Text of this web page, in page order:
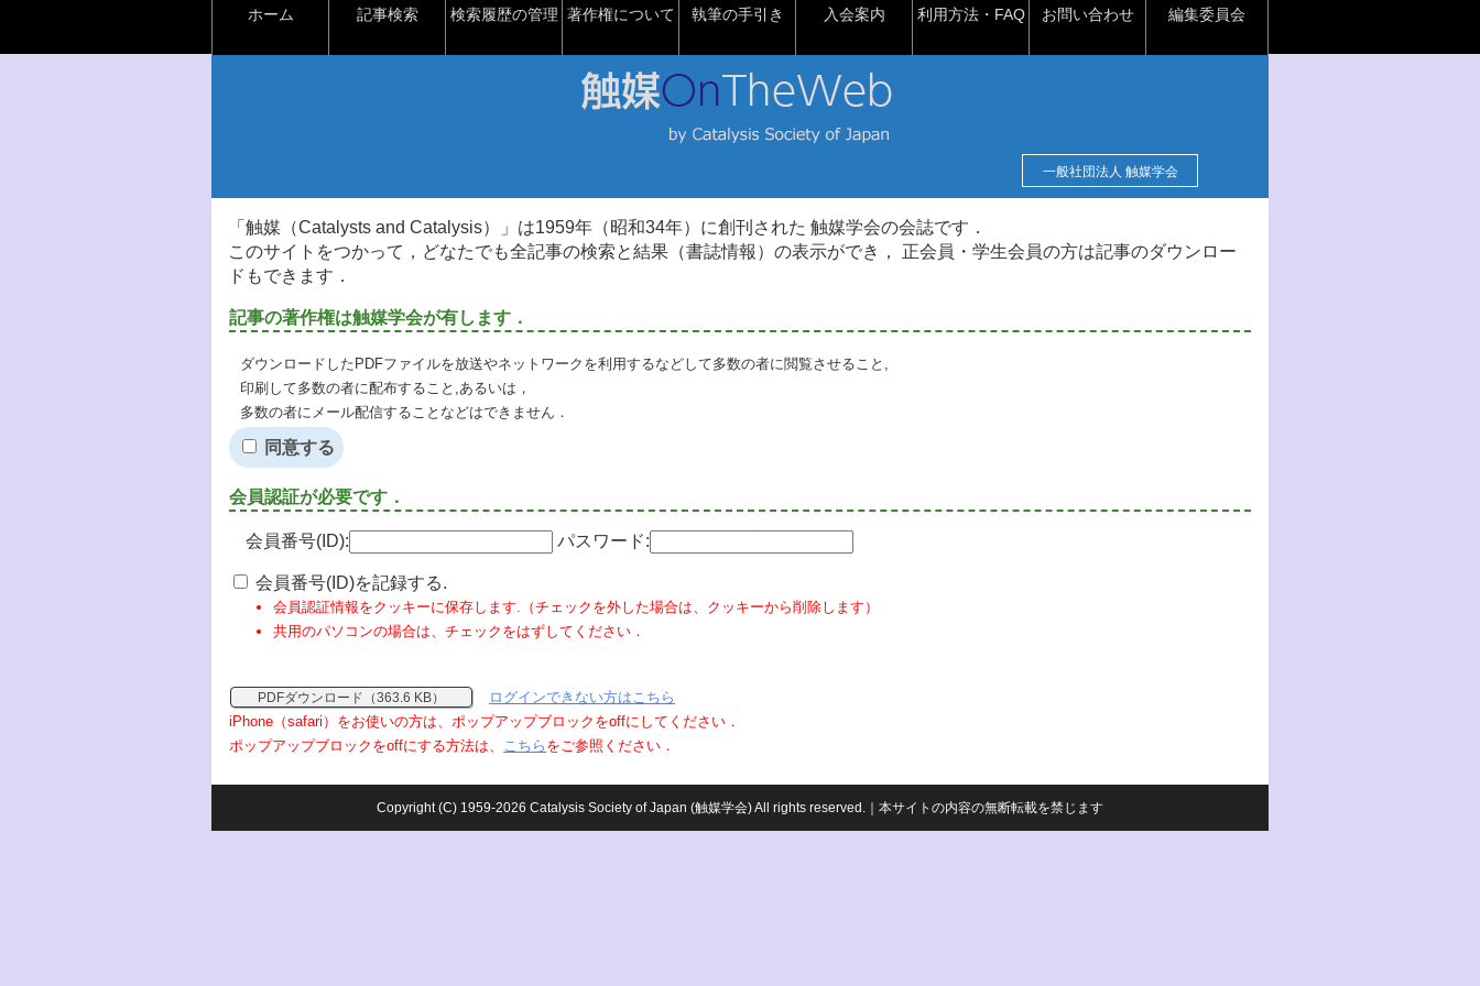
ホーム 記事検索 検索履歴の管理 著作権について 執筆の手引き 入会案内 利用方法・FAQ お問い合わせ 編集委員会
一般社団法人 触媒学会
「触媒（Catalysts and Catalysis）」は1959年（昭和34年）に創刊された 触媒学会の会誌です．
このサイトをつかって，どなたでも全記事の検索と結果（書誌情報）の表示ができ， 正会員・学生会員の方は記事のダウンロー
ドもできます．
記事の著作権は触媒学会が有します．
ダウンロードしたPDFファイルを放送やネットワークを利用するなどして多数の者に閲覧させること,
印刷して多数の者に配布すること,あるいは，
多数の者にメール配信することなどはできません．
同意する
会員認証が必要です．
会員番号(ID): パスワード:
会員番号(ID)を記録する.
会員認証情報をクッキーに保存します.（チェックを外した場合は、クッキーから削除します）
共用のパソコンの場合は、チェックをはずしてください．
PDFダウンロード（363.6 KB）
ログインできない方はこちら
iPhone（safari）をお使いの方は、ポップアップブロックをoffにしてください．
ポップアップブロックをoffにする方法は、 こちら をご参照ください．
Copyright (C) 1959-2026 Catalysis Society of Japan (触媒学会) All rights reserved.｜本サイトの内容の無断転載を禁じます